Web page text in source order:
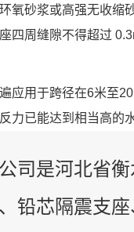
氧砂浆或高强无收缩
四周缝隙不得超过
应用于跨径在6米至
力已能达到相当高的
司是河北省
铅芯隔震支